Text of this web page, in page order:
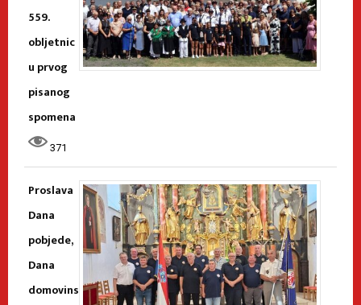
559.
obljetnic
u prvog
pisanog
spomena
371
Proslava
Dana
pobjede,
Dana
domovins